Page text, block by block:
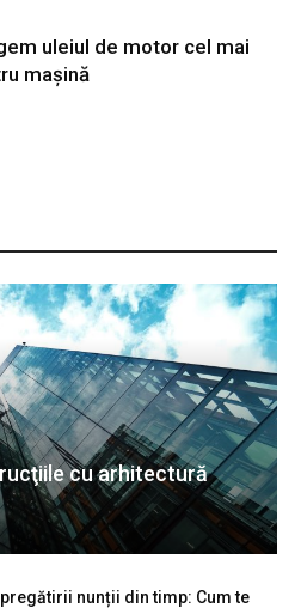
uleiul de motor cel mai
maşină
cu arhitectură
nunții din timp: Cum te